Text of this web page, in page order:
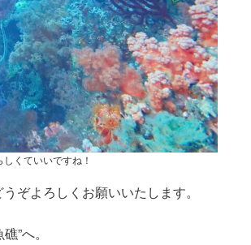
くていいですね！
ぞよろしくお願いいたします。
”へ。